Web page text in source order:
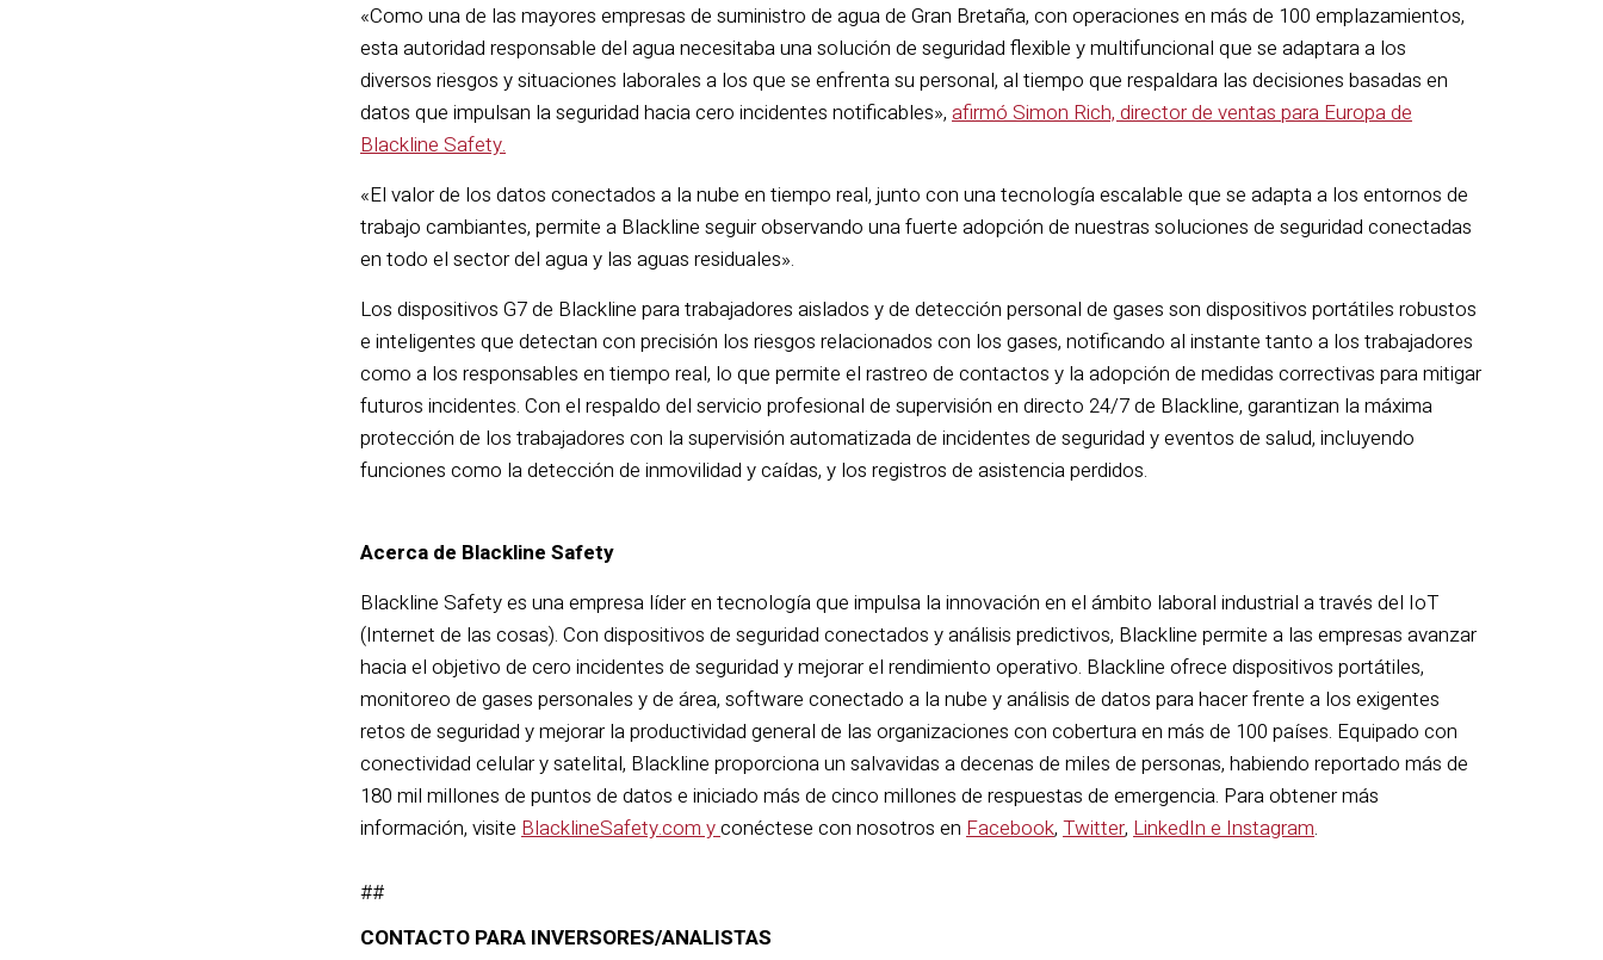
«Como una de las mayores empresas de suministro de agua de Gran Bretaña, con operaciones en más de 100 emplazamientos,
esta autoridad responsable del agua necesitaba una solución de seguridad flexible y multifuncional que se adaptara a los
diversos riesgos y situaciones laborales a los que se enfrenta su personal, al tiempo que respaldara las decisiones basadas en
datos que impulsan la seguridad hacia cero incidentes notificables», afirmó Simon Rich, director de ventas para Europa de
Blackline Safety.
«El valor de los datos conectados a la nube en tiempo real, junto con una tecnología escalable que se adapta a los entornos de
trabajo cambiantes, permite a Blackline seguir observando una fuerte adopción de nuestras soluciones de seguridad conectadas
en todo el sector del agua y las aguas residuales».
Los dispositivos G7 de Blackline para trabajadores aislados y de detección personal de gases son dispositivos portátiles robustos
e inteligentes que detectan con precisión los riesgos relacionados con los gases, notificando al instante tanto a los trabajadores
como a los responsables en tiempo real, lo que permite el rastreo de contactos y la adopción de medidas correctivas para mitigar
futuros incidentes. Con el respaldo del servicio profesional de supervisión en directo 24/7 de Blackline, garantizan la máxima
protección de los trabajadores con la supervisión automatizada de incidentes de seguridad y eventos de salud, incluyendo
funciones como la detección de inmovilidad y caídas, y los registros de asistencia perdidos.
Acerca de Blackline Safety
Blackline Safety es una empresa líder en tecnología que impulsa la innovación en el ámbito laboral industrial a través del IoT
(Internet de las cosas). Con dispositivos de seguridad conectados y análisis predictivos, Blackline permite a las empresas avanzar
hacia el objetivo de cero incidentes de seguridad y mejorar el rendimiento operativo. Blackline ofrece dispositivos portátiles,
monitoreo de gases personales y de área, software conectado a la nube y análisis de datos para hacer frente a los exigentes
retos de seguridad y mejorar la productividad general de las organizaciones con cobertura en más de 100 países. Equipado con
conectividad celular y satelital, Blackline proporciona un salvavidas a decenas de miles de personas, habiendo reportado más de
180 mil millones de puntos de datos e iniciado más de cinco millones de respuestas de emergencia. Para obtenermás
información, visite BlacklineSafety.com yconéctese con nosotros en Facebook, Twitter, LinkedIn eInstagram.
##
CONTACTO PARA INVERSORES/ANALISTAS